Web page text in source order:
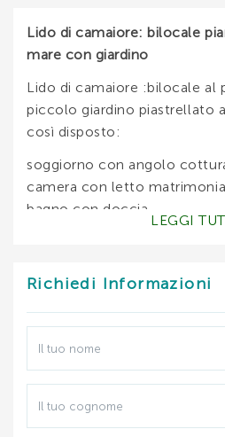
Lido di camaiore: bilocale
mare con giardino
Lido di camaiore :bilocale al
piccolo giardino piastrellato
così disposto:
soggiorno con angolo
camera con letto
bagno con doccia.
DISPONIBILITA' E PREZZI:
GIUGNO:
LUGLIO:
AGOSTO:
LEGGI
Richiedi Informazioni